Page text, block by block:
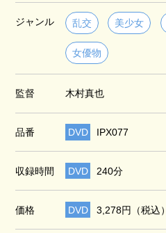
ジャンル 乱交 美少女
女優物
監督 木村真也
品番 DVD IPX077
収録時間 DVD 240分
価格 DVD 3,278円（税込）